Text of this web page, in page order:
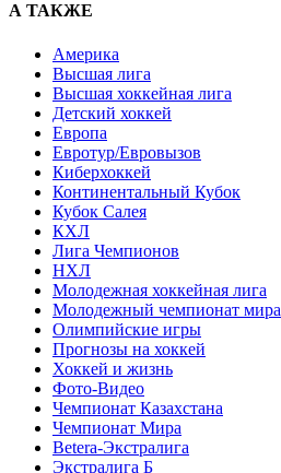
А ТАКЖЕ
Америка
Высшая лига
Высшая хоккейная лига
Детский хоккей
Европа
Евротур/Евровызов
Киберхоккей
Континентальный Кубок
Кубок Салея
КХЛ
Лига Чемпионов
НХЛ
Молодежная хоккейная лига
Молодежный чемпионат мира
Олимпийские игры
Прогнозы на хоккей
Хоккей и жизнь
Фото-Видео
Чемпионат Казахстана
Чемпионат Мира
Betera-Экстралига
Экстралига Б